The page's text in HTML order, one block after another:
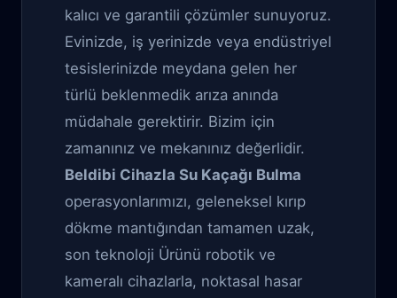
kalıcı ve garantili çözümler sunuyoruz.
Evinizde, iş yerinizde veya endüstriyel
tesislerinizde meydana gelen her
türlü beklenmedik arıza anında
müdahale gerektirir. Bizim için
zamanınız ve mekanınız değerlidir.
Beldibi Cihazla Su Kaçağı Bulma
operasyonlarımızı, geleneksel kırıp
dökme mantığından tamamen uzak,
son teknoloji Ürünü robotik ve
kameralı cihazlarla, noktasal hasar